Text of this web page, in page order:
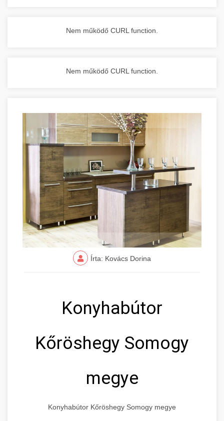
Nem működő CURL function.
Nem működő CURL function.
Írta: Kovács Dorina
Konyhabútor
Kőröshegy Somogy
megye
Konyhabútor Kőröshegy Somogy megye